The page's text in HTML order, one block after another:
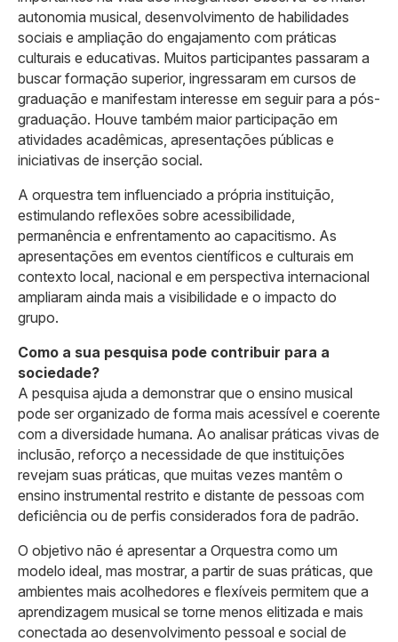
autonomia musical, desenvolvimento de habilidades
sociais e ampliação do engajamento com práticas
culturais e educativas. Muitos participantes passaram a
buscar formação superior, ingressaram em cursos de
graduação e manifestam interesse em seguir para a pós-
graduação. Houve também maior participação em
atividades acadêmicas, apresentações públicas e
iniciativas de inserção social.
A orquestra tem influenciado a própria instituição,
estimulando reflexões sobre acessibilidade,
permanência e enfrentamento ao capacitismo. As
apresentações em eventos científicos e culturais em
contexto local, nacional e em perspectiva internacional
ampliaram ainda mais a visibilidade e o impacto do
grupo.
Como a sua pesquisa pode contribuir para a
sociedade?
A pesquisa ajuda a demonstrar que o ensino musical
pode ser organizado de forma mais acessível e coerente
com a diversidade humana. Ao analisar práticas vivas de
inclusão, reforço a necessidade de que instituições
revejam suas práticas, que muitas vezes mantêm o
ensino instrumental restrito e distante de pessoas com
deficiência ou de perfis considerados fora de padrão.
O objetivo não é apresentar a Orquestra como um
modelo ideal, mas mostrar, a partir de suas práticas, que
ambientes mais acolhedores e flexíveis permitem que a
aprendizagem musical se torne menos elitizada e mais
conectada ao desenvolvimento pessoal e social de